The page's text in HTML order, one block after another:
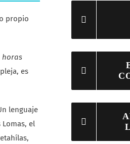
propio
horas
es
lenguaje
el